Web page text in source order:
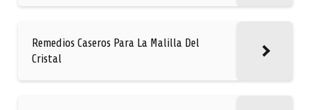
Remedios Caseros Para La Malilla Del
Cristal